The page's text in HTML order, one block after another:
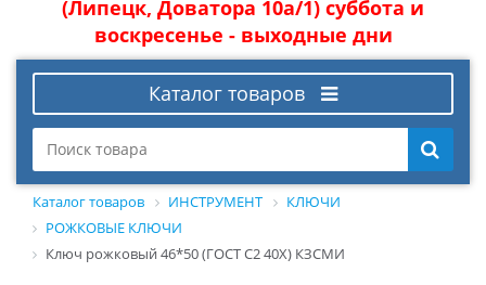
(Липецк, Доватора 10а/1) суббота и
воскресенье - выходные дни
Каталог товаров
Каталог товаров ИНСТРУМЕНТ
КЛЮЧИ
РОЖКОВЫЕ КЛЮЧИ
Ключ рожковый 46*50 (ГОСТ С2 40Х) КЗСМИ